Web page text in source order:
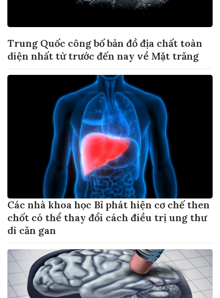
Trung Quốc công bố bản đồ địa chất toàn
diện nhất từ trước đến nay về Mặt trăng
Các nhà khoa học Bỉ phát hiện cơ chế then
chốt có thể thay đổi cách điều trị ung thư
di căn gan